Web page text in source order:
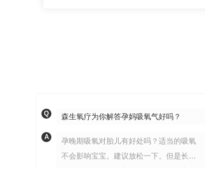
Q 森生氧疗为你解答孕妈吸氧气好吗？
A
孕晚期吸氧对胎儿有好处吗？适当的吸氧
不会影响宝宝。建议放松一下。但是长期